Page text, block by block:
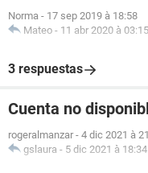
Norma - 17 sep 2019 à 18:58
Mateo - 11 abr 2020 à 03:15
3 respuestas
Cuenta no
rogeralmanzar - 4 dic 2021 à
gslaura - 5 dic 2021 à 18:34